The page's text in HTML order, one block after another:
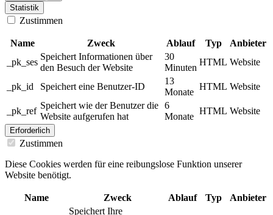
Statistik
Zustimmen
Name Zweck Ablauf Typ
Anbieter
_pk_ses
Speichert Informationen über
den Besuch der Website
30
Minuten
HTML Website
_pk_id Speichert eine Benutzer-ID
13
Monate
HTML Website
_pk_ref
Speichert wie der Benutzer die
Website aufgerufen hat
6
Monate
HTML Website
Erforderlich
Zustimmen
Diese Cookies werden für eine reibungslose Funktion unserer
Website benötigt.
Name Zweck Ablauf Typ Anbieter
Speichert Ihre